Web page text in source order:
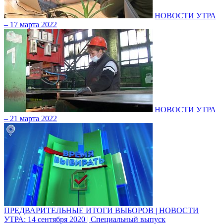
НОВОСТИ УТРА
– 17 марта 2022
НОВОСТИ УТРА
– 21 марта 2022
ПРЕДВАРИТЕЛЬНЫЕ ИТОГИ ВЫБОРОВ | НОВОСТИ
УТРА: 14 сентября 2020 | Специальный выпуск